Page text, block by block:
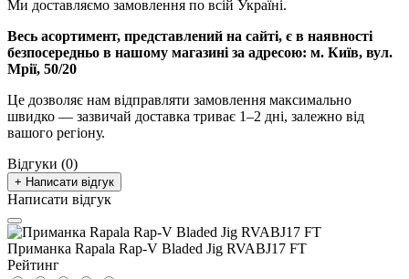
Ми доставляємо замовлення по всій Україні.
Весь асортимент, представлений на сайті, є в наявності
безпосередньо в нашому магазині за адресою: м. Київ, вул.
Мрії, 50/20
Це дозволяє нам відправляти замовлення максимально
швидко — зазвичай доставка триває 1–2 дні, залежно від
вашого регіону.
Відгуки (0)
+ Написати відгук
Написати відгук
Приманка Rapala Rap-V Bladed Jig RVABJ17 FT
Рейтинг